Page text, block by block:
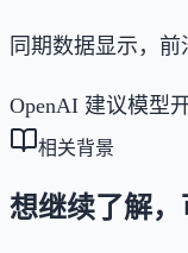
同期数据显示，
OpenAI 建议模型
相关背景
想继续了解